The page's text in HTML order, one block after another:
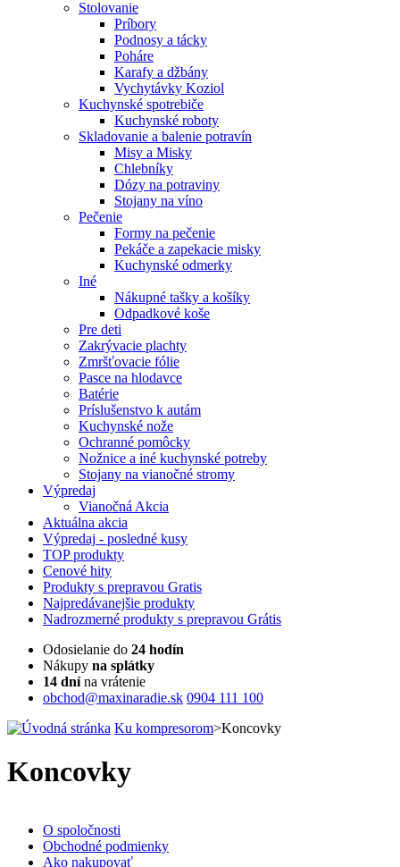
Stolovanie
Príbory
Podnosy a tácky
Poháre
Karafy a džbány
Vychytávky Koziol
Kuchynské spotrebiče
Kuchynské roboty
Skladovanie a balenie potravín
Misy a Misky
Chlebníky
Dózy na potraviny
Stojany na víno
Pečenie
Formy na pečenie
Pekáče a zapekacie misky
Kuchynské odmerky
Iné
Nákupné tašky a košíky
Odpadkové koše
Pre deti
Zakrývacie plachty
Zmršťovacie fólie
Pasce na hlodavce
Batérie
Príslušenstvo k autám
Kuchynské nože
Ochranné pomôcky
Nožnice a iné kuchynské potreby
Stojany na vianočné stromy
Výpredaj
Vianočná Akcia
Aktuálna akcia
Výpredaj - posledné kusy
TOPprodukty
Cenové hity
Produkty s prepravou Gratis
Najpredávanejšie produkty
Nadrozmerné produkty s prepravou Grátis
Odosielanie do 24 hodín
Nákupy na splátky
14 dnína vrátenie
obchod@maxinaradie.sk 0904 111 100
Ku kompresorom>Koncovky
Koncovky
O spoločnosti
Obchodné podmienky
Ako nakupovať